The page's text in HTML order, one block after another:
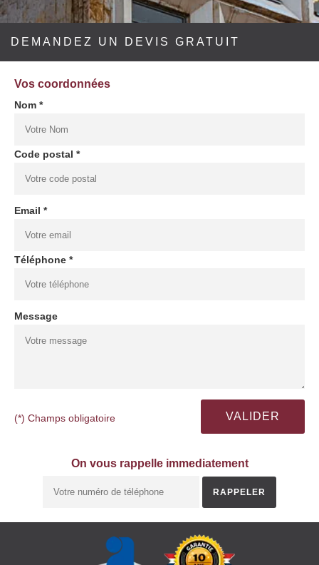
DEMANDEZ UN DEVIS GRATUIT
Vos coordonnées
Nom *
Code postal *
Email *
Téléphone *
Message
(*) Champs obligatoire
On vous rappelle immediatement